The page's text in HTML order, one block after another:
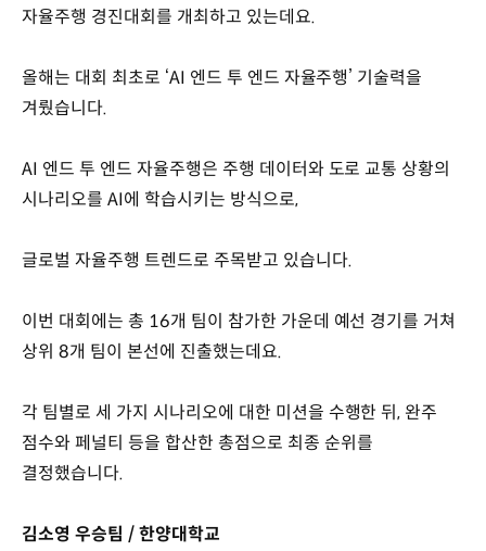
자율주행 경진대회를 개최하고 있는데요.
올해는 대회 최초로 ‘AI 엔드 투 엔드 자율주행’ 기술력을
겨뤘습니다.
AI 엔드 투 엔드 자율주행은 주행 데이터와 도로 교통 상황의
시나리오를 AI에 학습시키는 방식으로,
글로벌 자율주행 트렌드로 주목받고 있습니다.
이번 대회에는 총 16개 팀이 참가한 가운데 예선 경기를 거쳐
상위 8개 팀이 본선에 진출했는데요.
각 팀별로 세 가지 시나리오에 대한 미션을 수행한 뒤, 완주
점수와 페널티 등을 합산한 총점으로 최종 순위를
결정했습니다.
김소영 우승팀 / 한양대학교